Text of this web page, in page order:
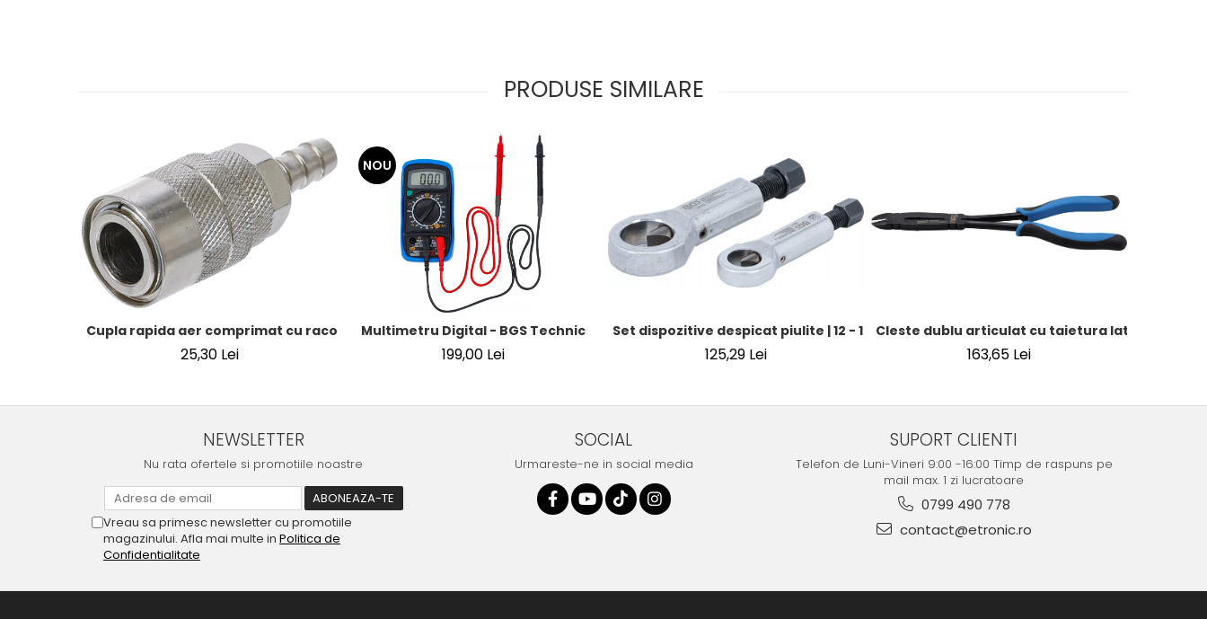
PRODUSE SIMILARE
Cupla rapida aer comprimat cu racord furtun 8 mm (5/16") | SUA / Franta
25,30 Lei
NOU
Multimetru Digital - BGS Technic
199,00 Lei
Set dispozitive despicat piulite | 12 - 16 mm / 16 - 22 mm | 2 piese
125,29 Lei
Cleste dublu articulat cu taietura laterala | 295
163,65 Lei
NEWSLETTER
Nu rata ofertele si promotiile noastre
Vreau sa primesc newsletter cu promotiile
magazinului. Afla mai multe in Politica de
Confidentialitate
SOCIAL
Urmareste-ne in social media
SUPORT CLIENTI
Telefon de Luni-Vineri 9:00 -16:00 Timp de raspuns pe
mail max. 1 zi lucratoare
0799 490 778
contact@etronic.ro